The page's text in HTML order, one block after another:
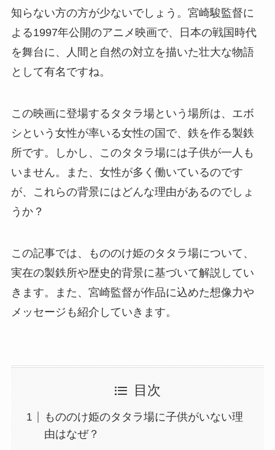
知らない方の方が少ないでしょう。宮崎駿監督に
よる1997年公開のアニメ映画で、日本の戦国時代
を舞台に、人間と自然の対立を描いた壮大な物語
として有名ですね。
この映画に登場するタタラ場という場所は、エボ
シという女性が率いる女性の国で、鉄を作る製鉄
所です。しかし、このタタラ場には子供が一人も
いません。また、女性が多く働いているのです
が、これらの背景にはどんな理由があるのでしょ
うか？
この記事では、もののけ姫のタタラ場について、
実在の製鉄所や歴史的背景に基づいて解説してい
きます。また、宮崎監督が作品に込めた想像力や
メッセージも紹介していきます。
目次
もののけ姫のタタラ場に子供がいない理
由はなぜ？